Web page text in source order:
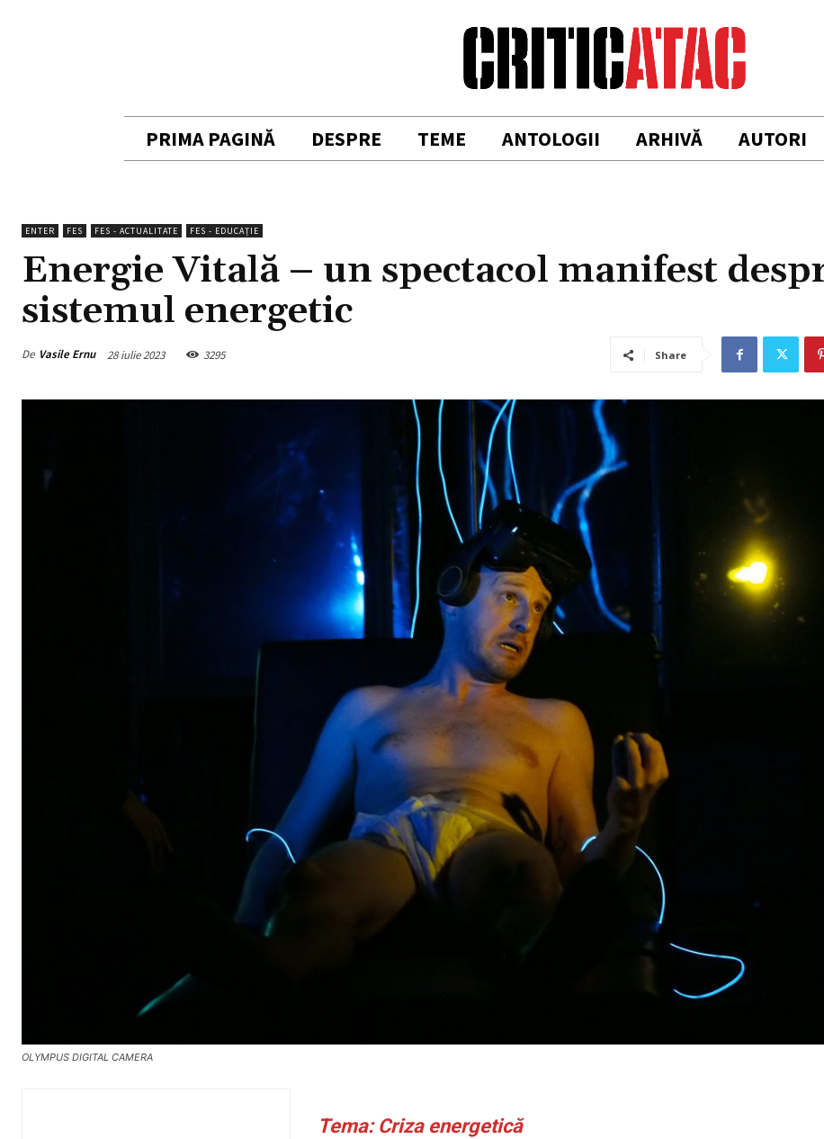
PRIMA PAGINĂ DESPRE TEME ANTOLOGII ARHIVĂ AUTORI
ENTER FES FES - ACTUALITATE FES - EDUCAȚIE
Energie Vitală – un spectacol manifest
sistemul energetic
De Vasile Ernu 28 iulie 2023 3295 Share
OLYMPUS DIGITAL CAMERA
Tema: Criza energetică